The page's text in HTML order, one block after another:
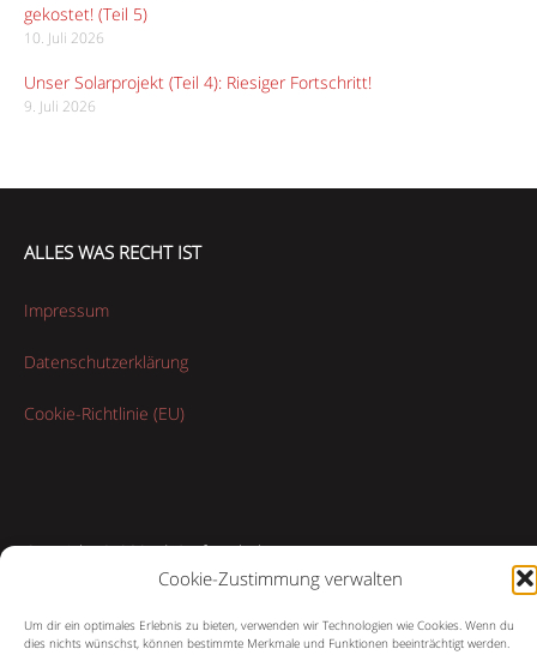
Cookie-Zustimmung verwalten
Um dir ein optimales Erlebnis zu bieten, verwenden wir Technologien wie Cookies. Wenn du
dies nichts wünschst, können bestimmte Merkmale und Funktionen beeinträchtigt werden.
gekostet! (Teil 5)
10. Juli 2026
Unser Solarprojekt (Teil 4): Riesiger Fortschritt!
9. Juli 2026
ALLES WAS RECHT IST
Impressum
Datenschutzerklärung
Cookie-Richtlinie (EU)
Copyright © 2021 | Stefan Kluth